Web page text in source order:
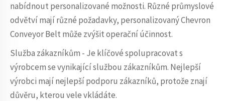
nabídnout personalizované možnosti. Různé průmyslové
odvětví mají různé požadavky, personalizovaný Chevron
Conveyor Belt může zvýšit operační účinnost.
Služba zákazníkům - Je klíčové spolupracovat s
výrobcem se vynikající službou zákazníkům. Nejlepší
výrobci mají nejlepší podporu zákazníků, protože znají
důvěru, kterou vele vkládáte.